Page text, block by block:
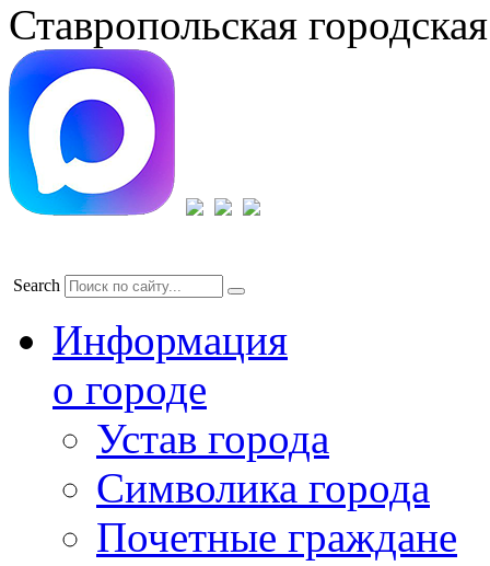
Ставропольская
Search
Информация
о городе
Устав города
Символика города
Почетные граждане